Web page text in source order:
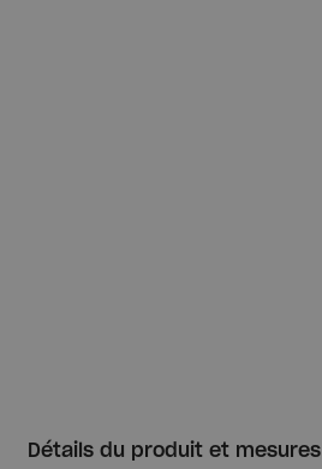
Détails du produit et mesures